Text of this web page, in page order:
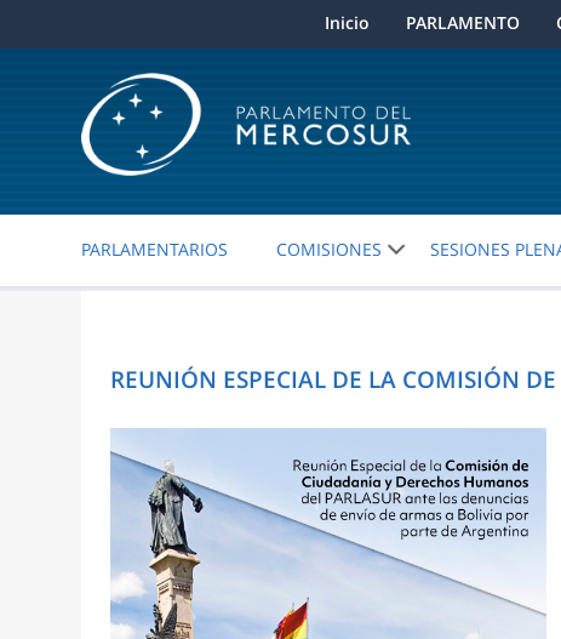
Inicio PARLAMENTO
PARLAMENTARIOS COMISIONES SESIONES
REUNIÓN ESPECIAL DE LA COMISIÓN